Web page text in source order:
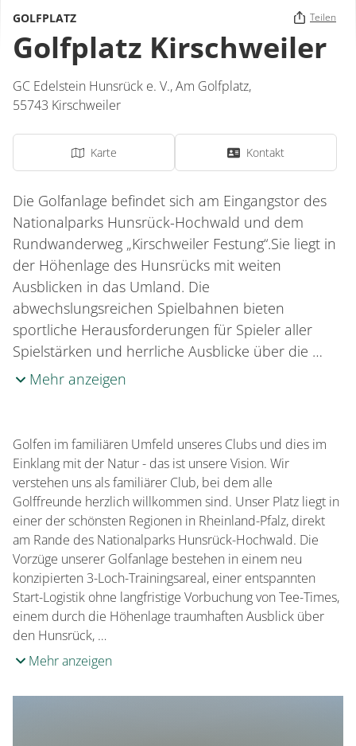
GOLFPLATZ Teilen
Golfplatz Kirschweiler
GC Edelstein Hunsrück e. V.,Am Golfplatz,
55743 Kirschweiler
Karte Kontakt
Die Golfanlage befindet sich am Eingangstor des
Nationalparks Hunsrück-Hochwald und dem
Rundwanderweg „Kirschweiler Festung“.Sie liegt in
der Höhenlage des Hunsrücks mit weiten
Ausblicken in das Umland. Die
abwechslungsreichen Spielbahnen bieten
sportliche Herausforderungen für Spieler aller
Spielstärken und herrliche Ausblicke über die …
Mehr anzeigen
Golfen im familiären Umfeld unseres Clubs und dies im
Einklang mit der Natur - das ist unsere Vision. Wir
verstehen uns als familiärer Club, bei dem alle
Golffreunde herzlich willkommen sind. Unser Platz liegt in
einer der schönsten Regionen in Rheinland-Pfalz, direkt
am Rande des Nationalparks Hunsrück-Hochwald. Die
Vorzüge unserer Golfanlage bestehen in einem neu
konzipierten 3-Loch-Trainingsareal, einer entspannten
Start-Logistik ohne langfristige Vorbuchung von Tee-Times,
einem durch die Höhenlage traumhaften Ausblick über
den Hunsrück, …
Mehr anzeigen